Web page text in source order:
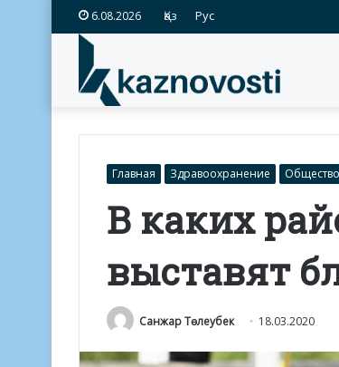
6.08.2026 Қаз Рус
Главная Здравоохранение Общество
В каких
выставят
Санжар Төлеубек 18.03.2020